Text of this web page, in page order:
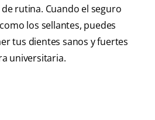
rutina. Cuando el seguro
los sellantes, puedes
tus dientes sanos y fuertes
universitaria.